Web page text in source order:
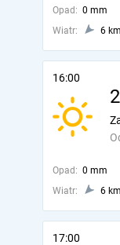
Opad: 0 mm
Wiatr:
6
16:00
Opad: 0 mm
Wiatr:
6
17:00